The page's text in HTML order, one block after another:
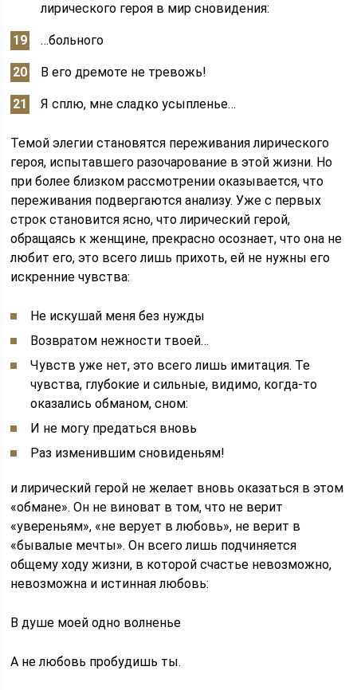
лирического героя в мир сновидения:
…больного
В его дремоте не тревожь!
Я сплю, мне сладко усыпленье…
Темой элегии становятся переживания лирического
героя, испытавшего разочарование в этой жизни. Но
при более близком рассмотрении оказывается, что
переживания подвергаются анализу. Уже с первых
строк становится ясно, что лирический герой,
обращаясь к женщине, прекрасно осознает, что она не
любит его, это всего лишь прихоть, ей не нужны его
искренние чувства:
Не искушай меня без нужды
Возвратом нежности твоей…
Чувств уже нет, это всего лишь имитация. Те
чувства, глубокие и сильные, видимо, когда-то
оказались обманом, сном:
И не могу предаться вновь
Раз изменившим сновиденьям!
и лирический герой не желает вновь оказаться в этом
«обмане». Он не виноват в том, что не верит
«увереньям», «не верует в любовь», не верит в
«бывалые мечты». Он всего лишь подчиняется
общему ходу жизни, в которой счастье невозможно,
невозможна и истинная любовь:
В душе моей одно волненье
А не любовь пробудишь ты.